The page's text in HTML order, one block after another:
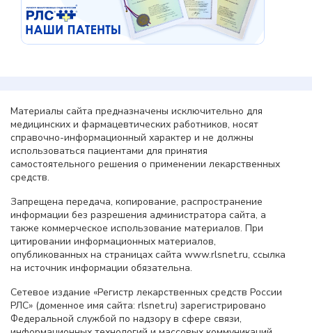
Материалы сайта предназначены исключительно для
медицинских и фармацевтических работников, носят
справочно-информационный характер и не должны
использоваться пациентами для принятия
самостоятельного решения о применении лекарственных
средств.
Запрещена передача, копирование, распространение
информации без разрешения администратора сайта, а
также коммерческое использование материалов. При
цитировании информационных материалов,
опубликованных на страницах сайта www.rlsnet.ru, ссылка
на источник информации обязательна.
Сетевое издание «Регистр лекарственных средств России
РЛС» (доменное имя сайта: rlsnet.ru) зарегистрировано
Федеральной службой по надзору в сфере связи,